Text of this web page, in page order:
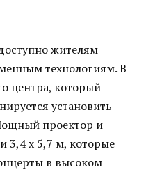
жителям
технологиям. В
центра, который
установить
проектор и
3,4 х 5,7 м, которые
в высоком